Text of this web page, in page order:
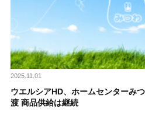
2025.11.01
ウエルシアHD、ホームセンターみ
渡 商品供給は継続